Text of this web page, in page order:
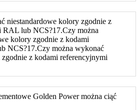
niestandardowe kolory zgodnie z
RAL lub NCS?17.Czy można
kolory zgodnie z kodami
NCS?17.Czy można wykonać
z kodami referencyjnymi
Golden Power można ciąć